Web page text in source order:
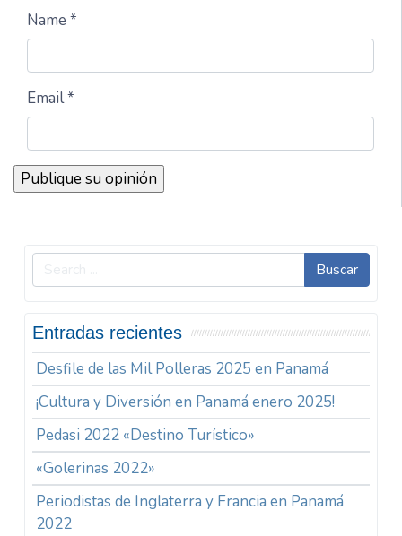
Name *
Email *
Buscar
Entradas recientes
Desfile de las Mil Polleras 2025 en Panamá
¡Cultura y Diversión en Panamá enero 2025!
Pedasi 2022 «Destino Turístico»
«Golerinas 2022»
Periodistas de Inglaterra y Francia en Panamá
2022